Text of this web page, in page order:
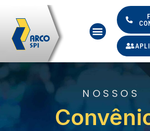
conteúdo
Menu
NOSSOS